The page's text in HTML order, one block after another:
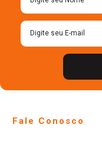
Fale Conosco